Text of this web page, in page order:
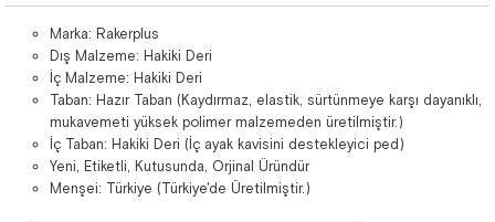
Marka: Rakerplus
Dış Malzeme: Hakiki Deri
İç Malzeme: Hakiki Deri
Taban: Hazır Taban (Kaydırmaz, elastik, sürtünmeye karşı dayanıklı,
mukavemeti yüksek polimer malzemeden üretilmiştir.)
İç Taban: Hakiki Deri (İç ayak kavisini destekleyici ped)
Yeni, Etiketli, Kutusunda, Orjinal Üründür
Menşei: Türkiye (Türkiye'de Üretilmiştir.)